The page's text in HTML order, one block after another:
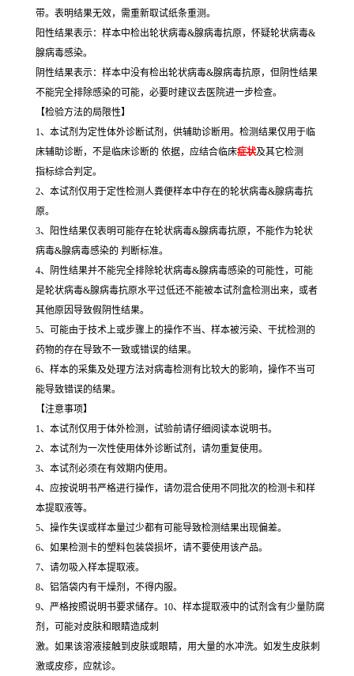
带。表明结果无效，需重新取试纸条重测。
阳性结果表示：样本中检出轮状病毒&腺病毒抗原，怀疑轮状病毒&
腺病毒感染。
阴性结果表示：样本中没有检出轮状病毒&腺病毒抗原，但阴性结果
不能完全排除感染的可能，必要时建议去医院进一步检查。
【检验方法的局限性】
1、本试剂为定性体外诊断试剂，供辅助诊断用。检测结果仅用于临
床辅助诊断，不是临床诊断的 依据，应结合临床症状及其它检测
指标综合判定。
2、本试剂仅用于定性检测人粪便样本中存在的轮状病毒&腺病毒抗
原。
3、阳性结果仅表明可能存在轮状病毒&腺病毒抗原，不能作为轮状
病毒&腺病毒感染的 判断标准。
4、阴性结果并不能完全排除轮状病毒&腺病毒感染的可能性，可能
是轮状病毒&腺病毒抗原水平过低还不能被本试剂盒检测出来，或者
其他原因导致假阴性结果。
5、可能由于技术上或步骤上的操作不当、样本被污染、干扰检测的
药物的存在导致不一致或错误的结果。
6、样本的采集及处理方法对病毒检测有比较大的影响，操作不当可
能导致错误的结果。
【注意事项】
1、本试剂仅用于体外检测，试验前请仔细阅读本说明书。
2、本试剂为一次性使用体外诊断试剂，请勿重复使用。
3、本试剂必须在有效期内使用。
4、应按说明书严格进行操作，请勿混合使用不同批次的检测卡和样
本提取液等。
5、操作失误或样本量过少都有可能导致检测结果出现偏差。
6、如果检测卡的塑料包装袋损坏，请不要使用该产品。
7、请勿吸入样本提取液。
8、铝箔袋内有干燥剂，不得内服。
9、严格按照说明书要求储存。10、样本提取液中的试剂含有少量防腐
剂，可能对皮肤和眼睛造成刺
激。如果该溶液接触到皮肤或眼睛，用大量的水冲洗。如发生皮肤刺
激或皮疹，应就诊。